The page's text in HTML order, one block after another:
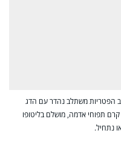
הפטריות משתלב נהדר עם הדג
קרם תפוחי אדמה, מושלם בליטופו
נתחיל.